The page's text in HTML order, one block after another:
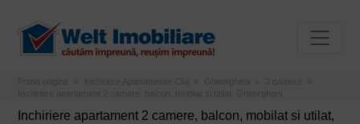
Prima pagina Inchiriere Apartamente Cluj Gheorgheni
2 camere
Inchiriere apartament 2 camere, balcon, mobilat si utilat, Gheorgheni
Inchiriere apartament 2 camere, balcon, mobilat si utilat,